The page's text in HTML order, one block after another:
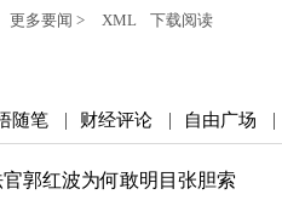
更多要闻 >
XML 下载阅读
随笔 | 财经评论 | 自由广场 |
郭红波为何敢明目张胆索